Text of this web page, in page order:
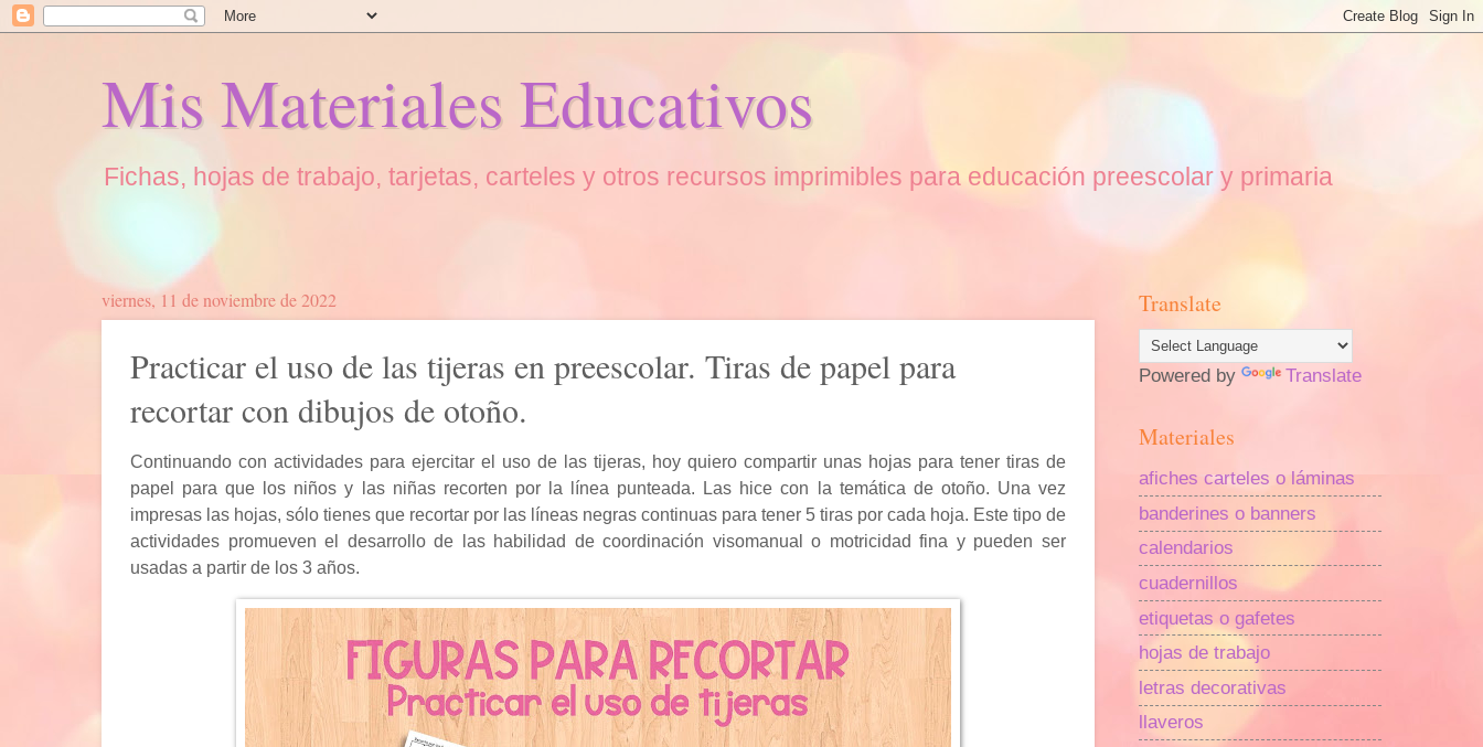
Mis Materiales Educativos
Fichas, hojas de trabajo, tarjetas, carteles y otros recursos imprimibles para educación preescolar y primaria
viernes, 11 de noviembre de 2022
Practicar el uso de las tijeras en preescolar. Tiras de papel para
recortar con dibujos de otoño.
Continuando con actividades para ejercitar el uso de las tijeras, hoy quiero compartir unas hojas para tener tiras de
papel para que los niños y las niñas recorten por la línea punteada. Las hice con la temática de otoño. Una vez
impresas las hojas, sólo tienes que recortar por las líneas negras continuas para tener 5 tiras por cada hoja. Este tipo de
actividades promueven el desarrollo de las habilidad de coordinación visomanual o motricidad fina y pueden ser
usadas a partir de los 3 años.
Translate
Powered by Translate
Materiales
afiches carteles o láminas
banderines o banners
calendarios
cuadernillos
etiquetas o gafetes
hojas de trabajo
letras decorativas
llaveros